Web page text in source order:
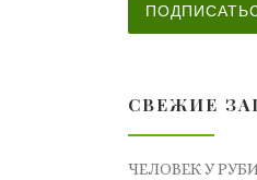
СВЕЖИЕ
ЧЕЛОВЕК У